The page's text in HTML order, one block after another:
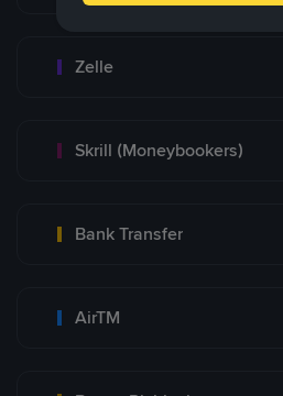
Zelle
Skrill (Moneybookers)
Bank Transfer
AirTM